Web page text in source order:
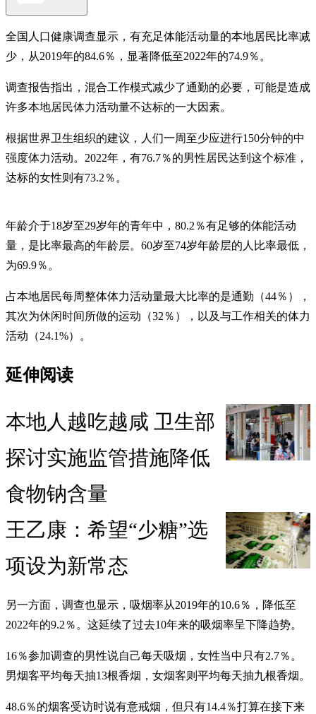
全国人口健康调查显示，有充足体能活动量的本地居民比率减
少，从2019年的84.6％，显著降低至2022年的74.9％。
调查报告指出，混合工作模式减少了通勤的必要，可能是造成
许多本地居民体力活动量不达标的一大因素。
根据世界卫生组织的建议，人们一周至少应进行150分钟的中
强度体力活动。2022年，有76.7％的男性居民达到这个标准，
达标的女性则有73.2％。
年龄介于18岁至29岁年的青年中，80.2％有足够的体能活动
量，是比率最高的年龄层。60岁至74岁年龄层的人比率最低，
为69.9％。
占本地居民每周整体体力活动量最大比率的是通勤（44％），
其次为休闲时间所做的运动（32％），以及与工作相关的体力
活动（24.1%）。
延伸阅读
本地人越吃越咸 卫生部
探讨实施监管措施降低
食物钠含量
王乙康：希望“少糖”选
项设为新常态
另一方面，调查也显示，吸烟率从2019年的10.6％，降低至
2022年的9.2％。这延续了过去10年来的吸烟率呈下降趋势。
16％参加调查的男性说自己每天吸烟，女性当中只有2.7％。
男烟客平均每天抽13根香烟，女烟客则平均每天抽九根香烟。
48.6％的烟客受访时说有意戒烟，但只有14.4％打算在接下来